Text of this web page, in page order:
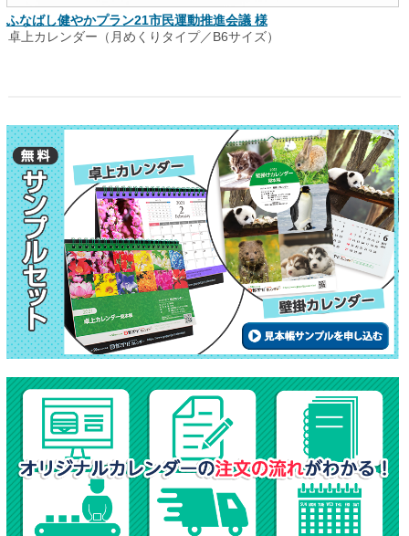
ふなばし健やかプラン21市民運動推進会議 様
卓上カレンダー（月めくりタイプ／B6サイズ）